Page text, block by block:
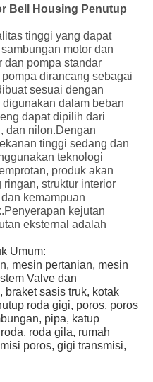
Bell Housing Penutup
tinggi yang dapat
motor dan
dan pompa standar
dirancang sebagai
sesuai dengan
dalam beban
dapat dipilih dari
dan nilon.Dengan
tinggi sedang dan
teknologi
produk akan
struktur interior
kemampuan
kejutan
eksternal adalah
Umum:
mesin pertanian, mesin
Valve dan
braket sasis truk, kotak
roda gigi, poros, poros
pipa, katup
roda gila, rumah
poros, gigi transmisi,